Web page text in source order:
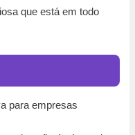
que está em todo
para empresas